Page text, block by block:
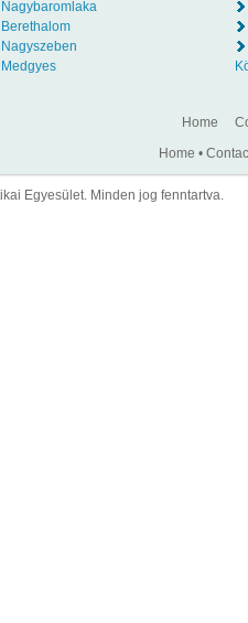
Nagybaromlaka
Berethalom
Nagyszeben
Medgyes
Home
Home •
Egyesület. Minden jog fenntartva.